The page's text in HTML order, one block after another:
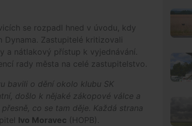
se rozpadl hned v úvodu, kdy
Zastupitelé kritizovali
a nátlakový přístup k vyjednávání.
rady města na celé zastupitelstvo.
bavili o dění okolo klubu SK
došlo k nějaké zákopové válce a
co se tam děje. Každá strana
Ivo Moravec (HOPB).